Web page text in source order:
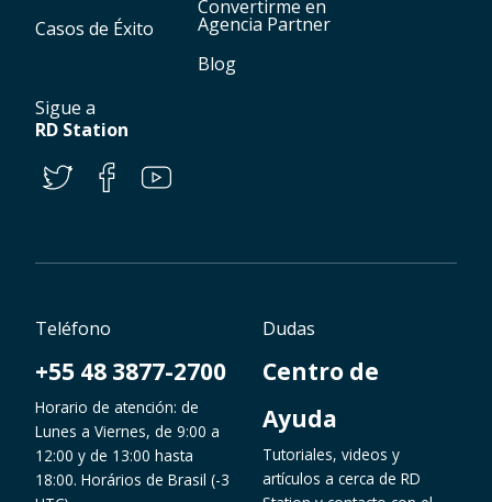
Casos de Éxito
Convertirme en
Agencia Partner
Blog
Sigue a
RD Station
Teléfono
+55 48 3877-2700
Horario de atención: de
Lunes a Viernes, de 9:00 a
12:00 y de 13:00 hasta
18:00. Horários de Brasil (-3
Dudas
Centro de
Ayuda
Tutoriales, videos y
artículos a cerca de RD